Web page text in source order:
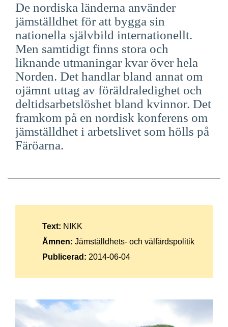
English
Skandinaviska
Suomi
Íslenska
De nordiska länderna använder
jämställdhet för att bygga sin
nationella självbild internationellt.
Men samtidigt finns stora och
liknande utmaningar kvar över hela
Norden. Det handlar bland annat om
ojämnt uttag av föräldraledighet och
deltidsarbetslöshet bland kvinnor. Det
framkom på en nordisk konferens om
jämställdhet i arbetslivet som hölls på
Färöarna.
Text: NIKK
Ämnen: Jämställdhets- och välfärdspolitik
Publicerad: 2014-06-04